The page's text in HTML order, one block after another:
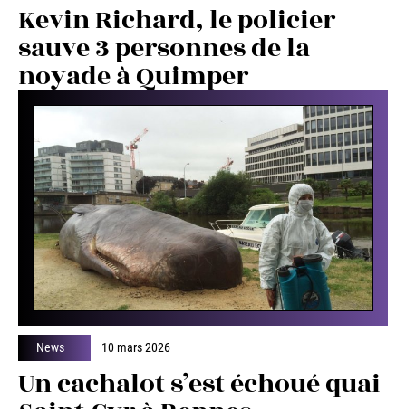
Kevin Richard, le policier
sauve 3 personnes de la
noyade à Quimper
News 10 mars 2026
Un cachalot s’est échoué quai